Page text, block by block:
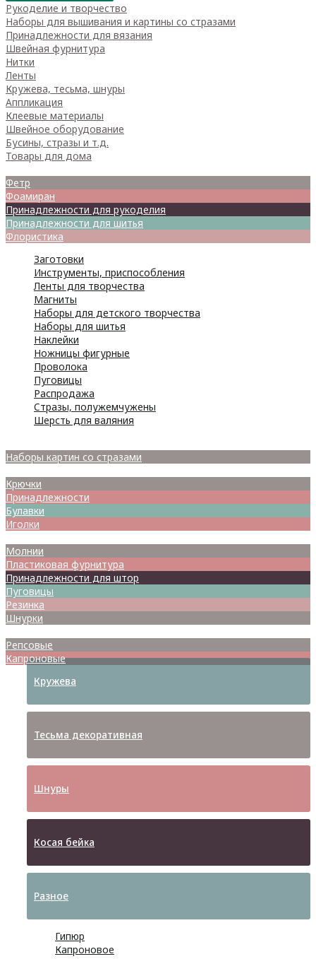
Рукоделие и творчество
Наборы для вышивания и картины со стразами
Принадлежности для вязания
Швейная фурнитура
Нитки
Ленты
Кружева, тесьма, шнуры
Аппликация
Клеевые материалы
Швейное оборудование
Бусины, стразы и т.д.
Товары для дома
Фетр
Фоамиран
Принадлежности для рукоделия
Принадлежности для шитья
Флористика
Заготовки
Инструменты, приспособления
Ленты для творчества
Магниты
Наборы для детского творчества
Наборы для шитья
Наклейки
Ножницы фигурные
Проволока
Пуговицы
Распродажа
Стразы, полужемчужены
Шерсть для валяния
Наборы картин со стразами
Крючки
Принадлежности
Булавки
Иголки
Молнии
Пластиковая фурнитура
Принадлежности для штор
Пуговицы
Резинка
Шнурки
Репсовые
Капроновые
Кружева
Тесьма декоративная
Шнуры
Косая бейка
Разное
Гипюр
Капроновое